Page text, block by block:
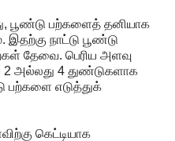
பூண்டு பற்களைத் தனியாக
இதற்கு நாட்டு பூண்டு
தேவை. பெரிய அளவு
2 அல்லது 4 துண்டுகளாக
பற்களை எடுத்துக்
கெட்டியாக